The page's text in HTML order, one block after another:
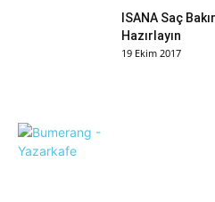
ISANA Saç
Hazırlayın
19 Ekim 2017